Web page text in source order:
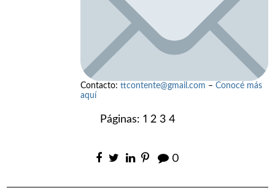
Contacto:ttcontente@gmail.com –Conocé más
aquí
Páginas: 1 2 3 4
0